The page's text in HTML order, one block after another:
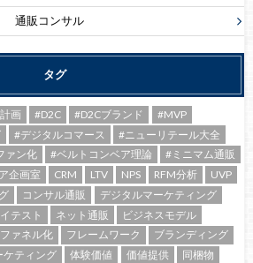
通販コンサル
タグ
画 #D2C #D2Cブランド
#MVP
#デジタルコマース
#ニューリテール大全
ァン化 #ベルトコンベア理論
#ミニマム通販
企画室 CRM LTV NPS RFM分析
UVP
コンサル通販
デジタルマーケティング
テスト ネット通販
ビジネスモデル
ファネル化 フレームワーク
ブランディング
ケティング 体験価値 価値提供
同梱物